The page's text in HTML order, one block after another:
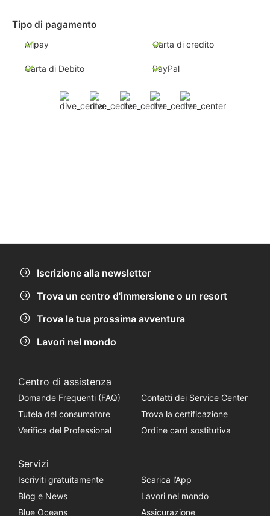
Tipo di pagamento
Alipay Carta di credito
Carta di Debito PayPal
Iscrizione alla newsletter
Trova un centro d'immersione o un resort
Trova la tua prossima avventura
Lavori nel mondo
Centro di assistenza
Domande Frequenti (FAQ)
Contatti dei Service Center
Tutela del consumatore
Trova la certificazione
Verifica del Professional
Ordine card sostitutiva
Servizi
Iscriviti gratuitamente
Scarica l’App
Blog e News
Lavori nel mondo
Blue Oceans
Assicurazione